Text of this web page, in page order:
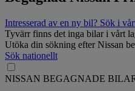
Intresserad av en ny bil? Sök i
Tyvärr finns det inga bilar i vårt
Utöka din sökning efter Nissan
Sök nationellt
NISSAN BEGAGNADE